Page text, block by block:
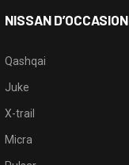
NISSAN D’OCCASION
Qashqai
Juke
X-trail
Micra